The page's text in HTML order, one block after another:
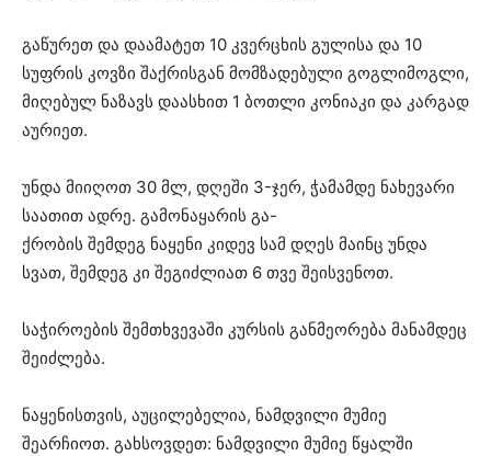
გაწურეთ და დაამატეთ 10 კვერცხის გულისა და 10
სუფრის კოვზი შაქრისგან მომზადებული გოგლიმოგლი,
მიღებულ ნაზავს დაასხით 1 ბოთლი კონიაკი და კარგად
აურიეთ.
უნდა მიიღოთ 30 მლ, დღეში 3-ჯერ, ჭამამდე ნახევარი
საათით ადრე. გამონაყარის გა-
ქრობის შემდეგ ნაყენი კიდევ სამ დღეს მაინც უნდა
სვათ, შემდეგ კი შეგიძლიათ 6 თვე შეისვენოთ.
საჭიროების შემთხვევაში კურსის განმეორება მანამდეც
შეიძლება.
ნაყენისთვის, აუცილებელია, ნამდვილი მუმიე
შეარჩიოთ. გახსოვდეთ: ნამდვილი მუმიე წყალში